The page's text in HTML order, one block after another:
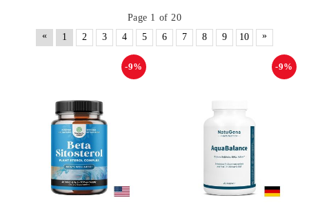
Page 1 of 20
«
1 2 3 4 5 6 7 8 9 10 »
-9% -9%